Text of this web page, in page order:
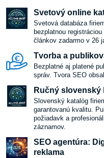
Svetový online
Svetová databáza
bezplatnou
článkov zadarmo v 26
Tvorba a
Bezplatné aj platené
správ. Tvora SEO
Ručný slovenský
Slovenský katalóg
garantovanú kvalitu.
požiadavk a
záznamov.
SEO agentúra:
reklama